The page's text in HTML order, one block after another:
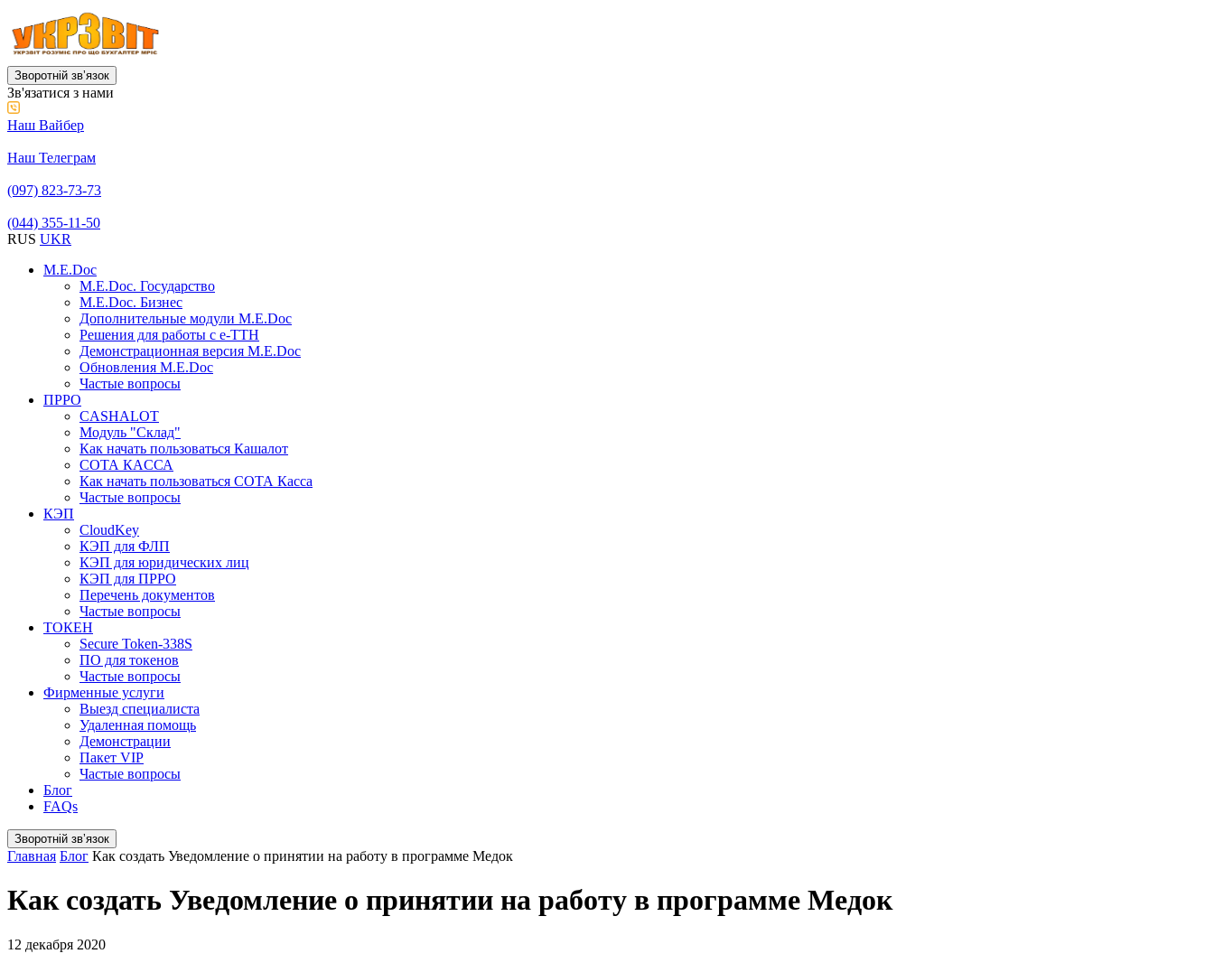
Зворотній звʼязок
Зв'язатися з нами
Наш Вайбер
Наш Телеграм
(097) 823-73-73
(044) 355-11-50
RUS UKR
M.E.Doc
M.E.Doc. Государство
M.E.Doc. Бизнес
Дополнительные модули M.E.Doc
Решения для работы с е-ТТН
Демонстрационная версия M.E.Doc
Обновления M.E.Doc
Частые вопросы
ПРРО
CASHALOT
Модуль "Склад"
Как начать пользоваться Кашалот
СОТА КАCСА
Как начать пользоваться СОТА Касса
Частые вопросы
КЭП
CloudKey
КЭП для ФЛП
КЭП для юридических лиц
КЭП для ПРРО
Перечень документов
Частые вопросы
ТОКЕН
Secure Token-338S
ПО для токенов
Частые вопросы
Фирменные услуги
Выезд специалиста
Удаленная помощь
Демонстрации
Пакет VIP
Частые вопросы
Блог
FAQs
Зворотній звʼязок
Главная Блог Как создать Уведомление о принятии на работу в программе Медок
Как создать Уведомление о принятии на работу в программе Медок
12 декабря 2020